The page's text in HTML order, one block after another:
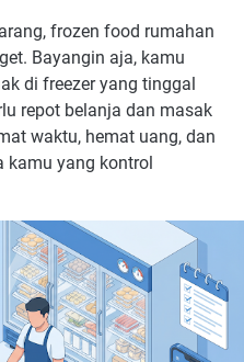
frozen food rumahan
Bayangin aja, kamu
di freezer yang tinggal
repot belanja dan masak
waktu, hemat uang, dan
kamu yang kontrol